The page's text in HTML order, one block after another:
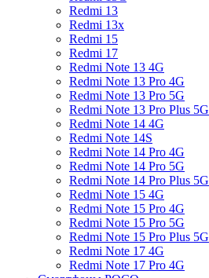
Redmi 13
Redmi 13x
Redmi 15
Redmi 17
Redmi Note 13 4G
Redmi Note 13 Pro 4G
Redmi Note 13 Pro 5G
Redmi Note 13 Pro Plus 5G
Redmi Note 14 4G
Redmi Note 14S
Redmi Note 14 Pro 4G
Redmi Note 14 Pro 5G
Redmi Note 14 Pro Plus 5G
Redmi Note 15 4G
Redmi Note 15 Pro 4G
Redmi Note 15 Pro 5G
Redmi Note 15 Pro Plus 5G
Redmi Note 17 4G
Redmi Note 17 Pro 4G